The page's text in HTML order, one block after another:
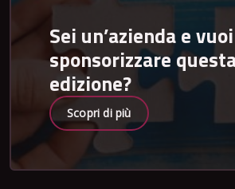
Sei un’azienda e vuoi
sponsorizzare
edizione?
Scopri di più